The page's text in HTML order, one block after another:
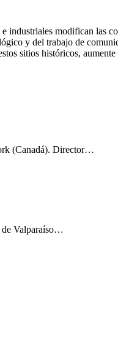
industriales modifican las
y del trabajo de
sitios históricos,
(Canadá). Director…
de Valparaíso…